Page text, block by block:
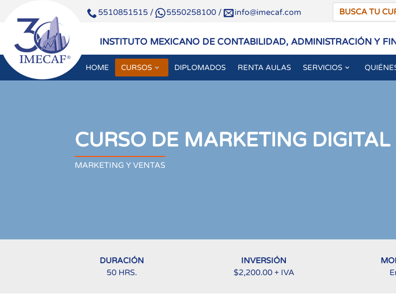
5510851515 / 5550258100 / info@imecaf.com
INSTITUTO MEXICANO DE CONTABILIDAD, ADMINISTRACIÓN Y
HOME CURSOS DIPLOMADOS RENTA AULAS SERVICIOS
CURSO DE MARKETING
MARKETING Y VENTAS
DURACIÓN
50 HRS.
INVERSIÓN
$2,200.00 + IVA